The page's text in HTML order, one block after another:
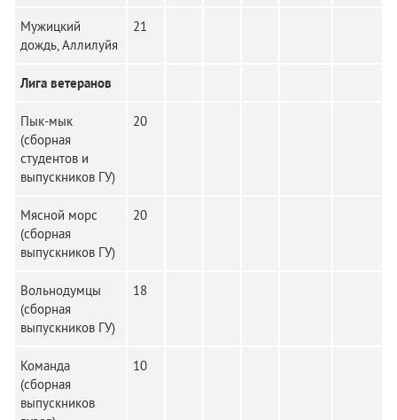
Мужицкий
дождь, Аллилуйя
21
Лига ветеранов
Пык-мык
(сборная
студентов и
выпускников ГУ)
20
Мясной морс
(сборная
выпускников ГУ)
20
Вольнодумцы
(сборная
выпускников ГУ)
18
Команда
(сборная
выпускников
10